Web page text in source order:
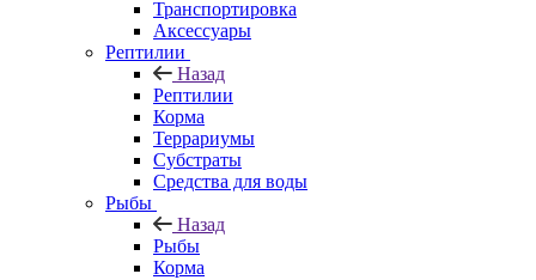
Транспортировка
Аксессуары
Рептилии
Назад
Рептилии
Корма
Террариумы
Субстраты
Средства для воды
Рыбы
Назад
Рыбы
Корма